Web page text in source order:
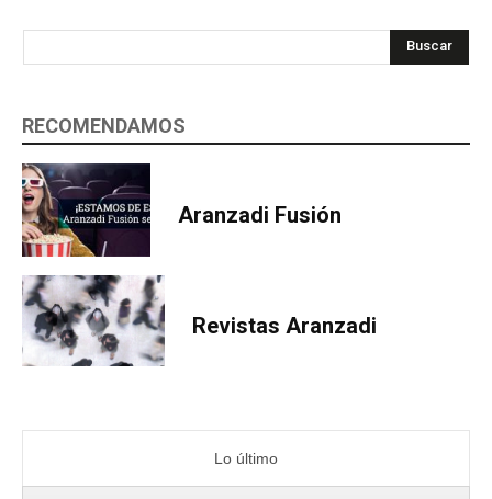
Buscar
RECOMENDAMOS
Aranzadi Fusión
Revistas Aranzadi
Lo último